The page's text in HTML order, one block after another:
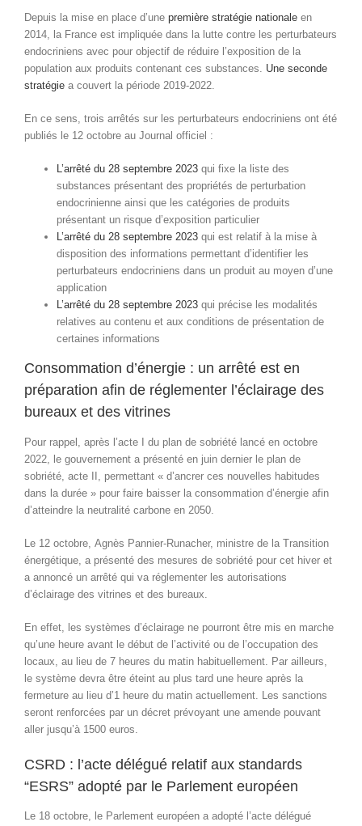
Depuis la mise en place d’une première stratégie nationaleen
2014, la France est impliquée dans la lutte contre les perturbateurs
endocriniens avec pour objectif de réduire l’exposition de la
population aux produits contenant ces substances. Une seconde
stratégiea couvert la période 2019-2022.
En ce sens, trois arrêtés sur les perturbateurs endocriniens ont été
publiés le 12 octobre au Journal officiel :
L’arrêté du 28 septembre 2023qui fixe la liste des
substances présentant des propriétés de perturbation
endocrinienne ainsi que les catégories de produits
présentant un risque d’exposition particulier
L’arrêté du 28 septembre 2023qui est relatif à la mise à
disposition des informations permettant d’identifier les
perturbateurs endocriniens dans un produit au moyen d’une
application
L’arrêté du 28 septembre 2023qui précise les modalités
relatives au contenu et aux conditions de présentation de
certaines informations
Consommation d’énergie : un arrêté est en
préparation afin de réglementer l’éclairage des
bureaux et des vitrines
Pour rappel, après l’acte I du plan de sobriété lancé en octobre
2022, le gouvernement a présenté en juin dernier le plan de
sobriété, acte II, permettant « d’ancrer ces nouvelles habitudes
dans la durée » pour faire baisser la consommation d’énergie afin
d’atteindre la neutralité carbone en 2050.
Le 12 octobre, Agnès Pannier-Runacher, ministre de la Transition
énergétique, a présenté des mesures de sobriété pour cet hiver et
a annoncé un arrêté qui va réglementer les autorisations
d’éclairage des vitrines et des bureaux.
En effet, les systèmes d’éclairage ne pourront être mis en marche
qu’une heure avant le début de l’activité ou de l’occupation des
locaux, au lieu de 7 heures du matin habituellement. Par ailleurs,
le système devra être éteint au plus tard une heure après la
fermeture au lieu d’1 heure du matin actuellement. Les sanctions
seront renforcées par un décret prévoyant une amende pouvant
aller jusqu’à 1500 euros.
CSRD : l’acte délégué relatif aux standards
“ESRS” adopté par le Parlement européen
Le 18 octobre, le Parlement européen a adopté l’acte délégué